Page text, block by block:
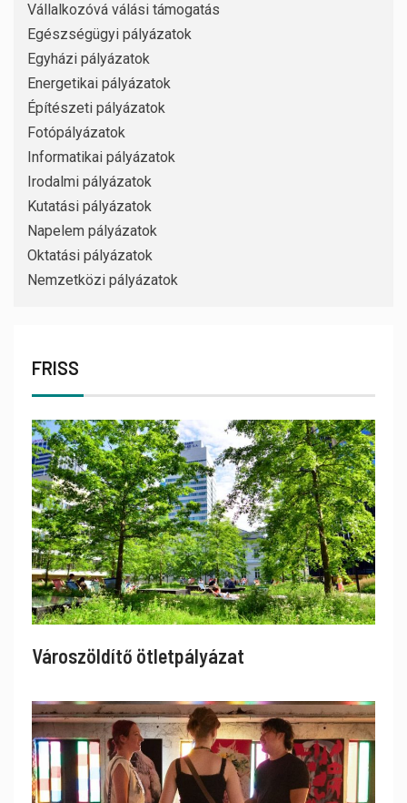
Vállalkozóvá válási támogatás
Egészségügyi pályázatok
Egyházi pályázatok
Energetikai pályázatok
Építészeti pályázatok
Fotópályázatok
Informatikai pályázatok
Irodalmi pályázatok
Kutatási pályázatok
Napelem pályázatok
Oktatási pályázatok
Nemzetközi pályázatok
FRISS
Városzöldítő ötletpályázat